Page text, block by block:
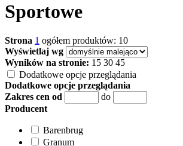
Sportowe
Strona 1 ogółem produktów: 10
Wyświetlaj wg
Wyników na stronie: 15 30 45
Dodatkowe opcje przeglądania
Dodatkowe opcje przeglądania
Zakres cen od
do
Producent
Barenbrug
Granum